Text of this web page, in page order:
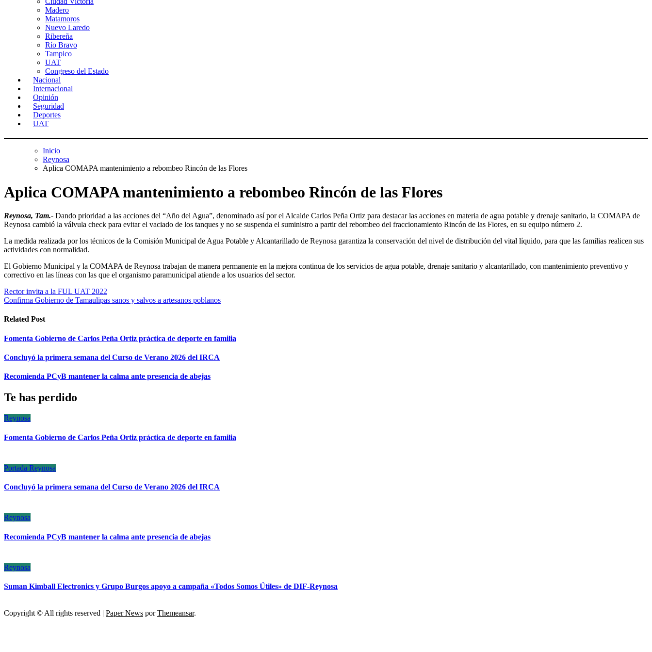
Madero
Matamoros
Nuevo Laredo
Ribereña
Río Bravo
Tampico
UAT
Congreso del Estado
Nacional
Internacional
Opinión
Seguridad
Deportes
UAT
Inicio
Reynosa
Aplica COMAPA mantenimiento a rebombeo Rincón de las Flores
Aplica COMAPA mantenimiento a rebombeo Rincón de las Flores
Reynosa, Tam.- Dando prioridad a las acciones del “Año del Agua”, denominado así por el Alcalde Carlos Peña Ortiz para destacar las acciones en materia de agua potable y drenaje sanitario, la COMAPA de
Reynosa cambió la válvula check para evitar el vaciado de los tanques y no se suspenda el suministro a partir del rebombeo del fraccionamiento Rincón de las Flores, en su equipo número 2.
La medida realizada por los técnicos de la Comisión Municipal de Agua Potable y Alcantarillado de Reynosa garantiza la conservación del nivel de distribución del vital líquido, para que las familias realicen sus
actividades con normalidad.
El Gobierno Municipal y la COMAPA de Reynosa trabajan de manera permanente en la mejora continua de los servicios de agua potable, drenaje sanitario y alcantarillado, con mantenimiento preventivo y
correctivo en las líneas con las que el organismo paramunicipal atiende a los usuarios del sector.
Navegación
de
entradas
Rector invita a la FUL UAT 2022
Confirma Gobierno de Tamaulipas sanos y salvos a artesanos poblanos
Related Post
Fomenta Gobierno de Carlos Peña Ortiz práctica de deporte en familia
Concluyó la primera semana del Curso de Verano 2026 del IRCA
Recomienda PCyB mantener la calma ante presencia de abejas
Te has perdido
Reynosa
Fomenta Gobierno de Carlos Peña Ortiz práctica de deporte en familia
Portada Reynosa
Concluyó la primera semana del Curso de Verano 2026 del IRCA
Reynosa
Recomienda PCyB mantener la calma ante presencia de abejas
Reynosa
Suman Kimball Electronics y Grupo Burgos apoyo a campaña «Todos Somos Útiles» de DIF-Reynosa
Copyright © All rights reserved | Paper News porThemeansar.